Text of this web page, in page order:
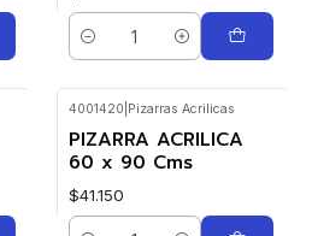
Cantidad
4001420 Pizarras Acrilicas
PIZARRA ACRILICA
60 x 90 Cms
$41.150